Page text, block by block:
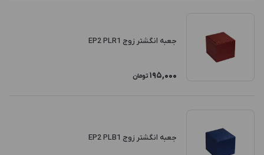
جعبه انگشتر زوج EP2 PLR1
195,000 تومان
جعبه انگشتر زوج EP2 PLB1